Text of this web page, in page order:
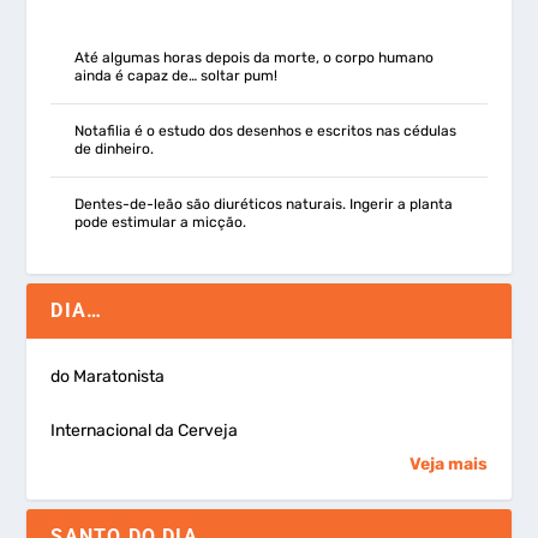
Até algumas horas depois da morte, o corpo humano
ainda é capaz de… soltar pum!
Notafilia é o estudo dos desenhos e escritos nas cédulas
de dinheiro.
Dentes-de-leão são diuréticos naturais. Ingerir a planta
pode estimular a micção.
DIA…
do Maratonista
Internacional da Cerveja
Veja mais